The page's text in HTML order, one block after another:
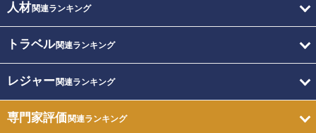
人材関連ランキング
トラベル関連ランキング
レジャー関連ランキング
専門家評価関連ランキング